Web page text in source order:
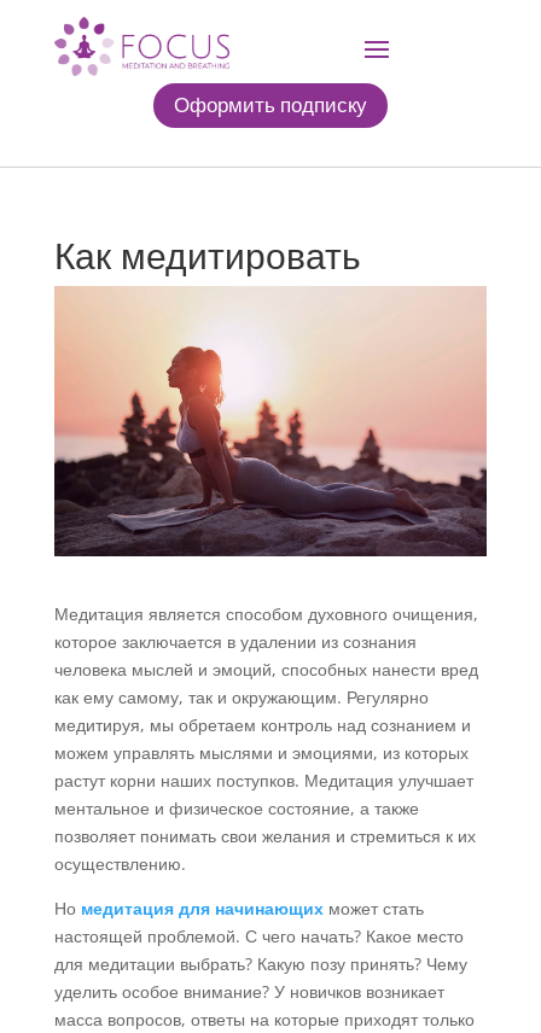
Оформить подписку
Как медитировать
Медитация является способом духовного очищения,
которое заключается в удалении из сознания
человека мыслей и эмоций, способных нанести вред
как ему самому, так и окружающим. Регулярно
медитируя, мы обретаем контроль над сознанием и
можем управлять мыслями и эмоциями, из которых
растут корни наших поступков. Медитация улучшает
ментальное и физическое состояние, а также
позволяет понимать свои желания и стремиться к их
осуществлению.
Но медитация для начинающихможет стать
настоящей проблемой. С чего начать? Какое место
для медитации выбрать? Какую позу принять? Чему
уделить особое внимание? У новичков возникает
масса вопросов, ответы на которые приходят только